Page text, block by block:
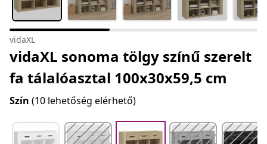
vidaXL
vidaXL sonoma tölgy színű szerelt
fa tálalóasztal 100x30x59,5 cm
Szín (10 lehetőség elérhető)